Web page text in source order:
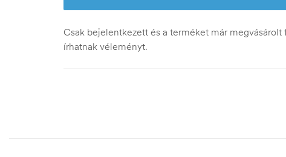
Csak bejelentkezett és a terméket már megvásárolt
írhatnak véleményt.